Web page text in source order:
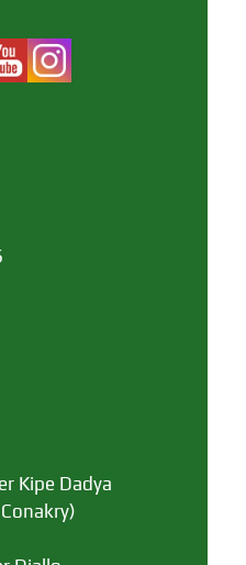
Kipe Dadya